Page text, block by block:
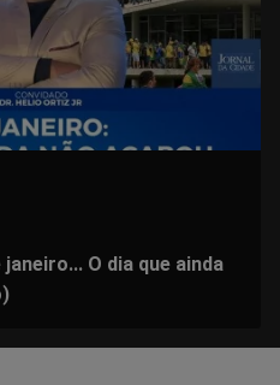
O dia que ainda